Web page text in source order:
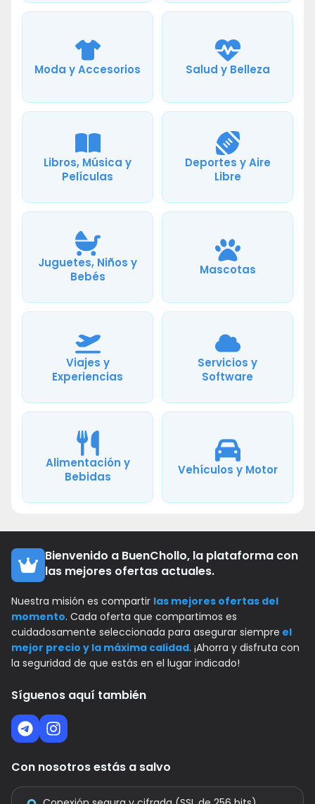
Moda y Accesorios Salud y Belleza
Libros, Música y
Películas
Deportes y Aire
Libre
Juguetes, Niños y
Bebés
Mascotas
Viajes y
Experiencias
Servicios y
Software
Alimentación y
Bebidas
Vehículos y Motor
Bienvenido a BuenChollo, la plataforma con
las mejores ofertas actuales.
Nuestra misión es compartir las mejores ofertas del
momento. Cada oferta que compartimos es
cuidadosamente seleccionada para asegurar siempre el
mejor precio y la máxima calidad. ¡Ahorra y disfruta con
la seguridad de que estás en el lugar indicado!
Síguenos aquí también
Con nosotros estás a salvo